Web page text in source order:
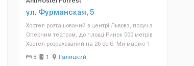
ул. Фурманская, 5
Хостел розташований в центрі Львова, поруч з
Оперним театром, до площі Ринок 500 метрів.
Хостел розрахований на 26 осіб. Ми маємо 1
кімнату на 8 осіб та 8 капсул (розміром, як
половинка купе) кожна капсула розрахована на
8 1 Галицкий